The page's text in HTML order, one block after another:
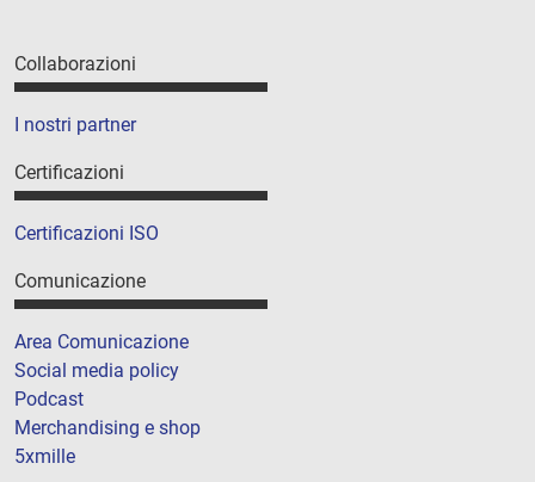
Collaborazioni
I nostri partner
Certificazioni
Certificazioni ISO
Comunicazione
Area Comunicazione
Social media policy
Podcast
Merchandising e shop
5xmille